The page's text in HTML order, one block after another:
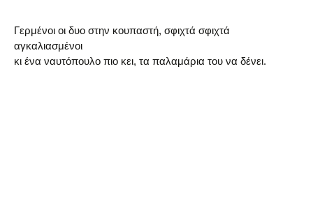
Γερμένοι οι δυο στην κουπαστή, σφιχτά σφιχτά
αγκαλιασμένοι
κι ένα ναυτόπουλο πιο κει, τα παλαμάρια του να δένει.